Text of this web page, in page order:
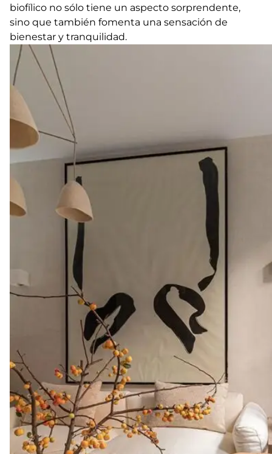
biofílico no sólo tiene un aspecto sorprendente,
sino que también fomenta una sensación de
bienestar y tranquilidad.